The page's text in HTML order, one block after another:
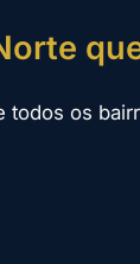
todos os